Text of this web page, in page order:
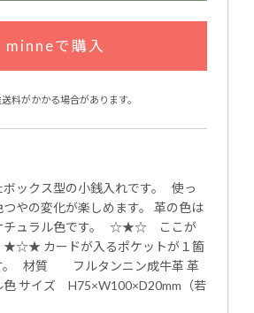
minneで購入
料がかかる場合があります。
ボックス型の小銭入れです。 使っ
やの変化が楽しめます。 革の色は
チュラル色です。 ☆★☆ ここが
カードが入るポケットが１箇
。 材質 フルタンニン成牛革 革
サイズ H75×W100×D20mm（若